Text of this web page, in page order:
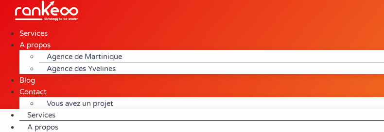
contenuServices
A propos
Agence de Martinique
Agence des Yvelines
Blog
Contact
Vous avez un projet
Services
A propos